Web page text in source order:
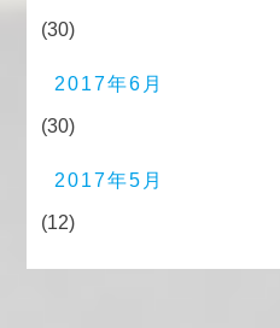
(30)
2017年6月
(30)
2017年5月
(12)